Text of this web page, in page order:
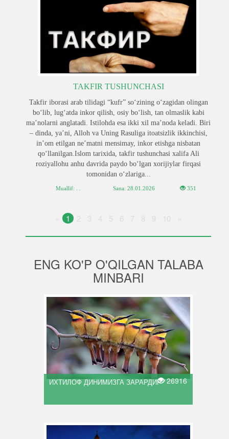
TAKFIR TUSHUNCHASI
Takfir iborasi arab tilidagi “kufr” soʻzining oʻzagidan olingan
boʻlib, lugʻatda inkor qilish, osiy boʻlish, tan olmaslik kabi
maʼnolarni anglatadi. Istilohda esa ­ikki xil maʼnoda keladi. Biri
– dinda, yaʼni, Alloh va Uning Rasuliga itoatsizlik ikkinchisi,
inʼom etilgan neʼmatni mensimay, inkor etishga nisbatan
qoʻllanilgan.Islom tarixida, takfir tushunchasi xalifa Ali
roziyallohu anhu davrida paydo boʻlgan xorijiylar firqasi
tomonidan oʻzlariga...
Muallif: . . Sana: 28.01.2026 351
1 2 3 4 5 6 7 8 9 10
ENG KO'P O'QILGAN TALABA
MINBARI
ИХТИЛОФ ДИНИМИЗГА ЗАРАРДИР 26916